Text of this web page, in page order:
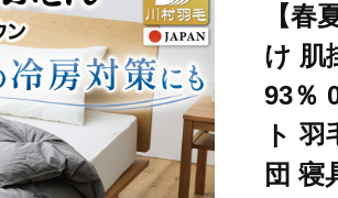
【春
け 肌
93％
ト
団 寝